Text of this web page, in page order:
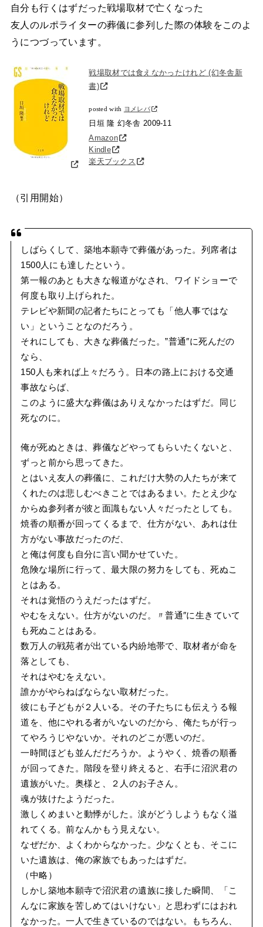
自分も行くはずだった戦場取材で亡くなった
友人のルポライターの葬儀に参列した際の体験をこのよ
うにつづっています。
戦場取材では食えなかったけれど (幻冬舎新
書)
posted with ヨメレバ
日垣 隆 幻冬舎 2009-11
Amazon
Kindle
楽天ブックス
（引用開始）
しばらくして、築地本願寺で葬儀があった。列席者は
1500人にも達したという。
第一報のあとも大きな報道がなされ、ワイドショーで
何度も取り上げられた。
テレビや新聞の記者たちにとっても「他人事ではな
い」ということなのだろう。
それにしても、大きな葬儀だった。”普通″に死んだの
なら、
150人も来れば上々だろう。日本の路上における交通
事故ならば、
このように盛大な葬儀はありえなかったはずだ。同じ
死なのに。
俺が死ぬときは、葬儀などやってもらいたくないと、
ずっと前から思ってきた。
とはいえ友人の葬儀に、これだけ大勢の人たちが来て
くれたのは悲しむべきことではあるまい。たとえ少な
からぬ参列者が彼と面識もない人々だったとしても。
焼香の順番が回ってくるまで、仕方がない、あれは仕
方がない事故だったのだ、
と俺は何度も自分に言い聞かせていた。
危険な場所に行って、最大限の努力をしても、死ぬこ
とはある。
それは覚悟のうえだったはずだ。
やむをえない。仕方がないのだ。〃普通″に生きていて
も死ぬことはある。
数万人の戦苑者が出ている内紛地帯で、取材者が命を
落としても、
それはやむをえない。
誰かがやらねばならない取材だった。
彼にも子どもが２人いる。その子たちにも伝えうる報
道を、他にやれる者がいないのだから、俺たちが行っ
てやろうじやないか。それのどこが悪いのだ。
一時間ほども並んだだろうか。ようやく、焼香の順番
が回ってきた。階段を登り終えると、右手に沼沢君の
遺族がいた。奥様と、２人のお子さん。
魂が抜けたようだった。
激しくめまいと動悸がした。涙がどうしようもなく溢
れてくる。前なんかもう見えない。
なぜだか、よくわからなかった。少なくとも、そこに
いた遺族は、俺の家族でもあったはずだ。
（中略）
しかし築地本願寺で沼沢君の遺族に接した瞬間、「こ
んなに家族を苦しめてはいけない」と思わずにはおれ
なかった。一人で生きているのではない。もちろん、